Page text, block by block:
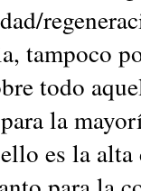
tampoco
todo
la
es la